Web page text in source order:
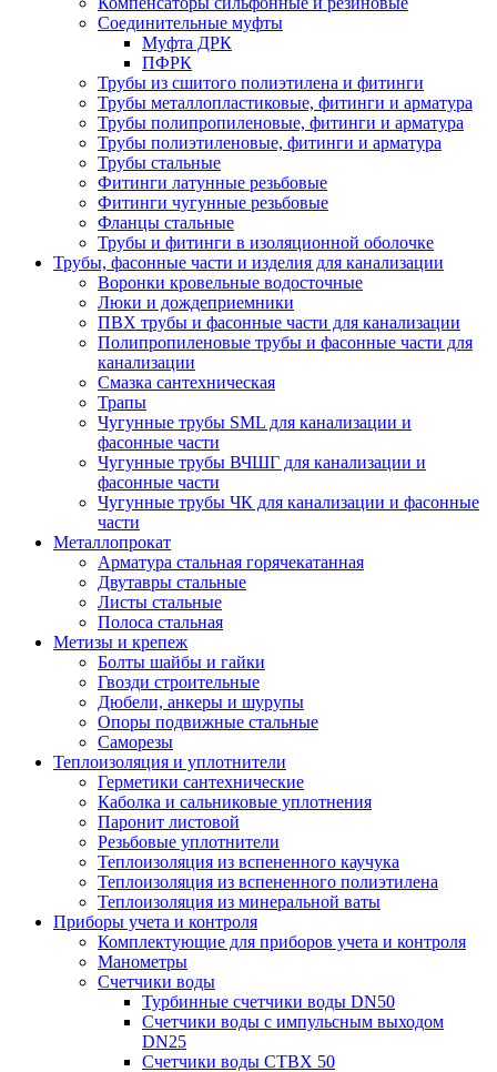
Соединительные муфты
Муфта ДРК
ПФРК
Трубы из сшитого полиэтилена и фитинги
Трубы металлопластиковые, фитинги и арматура
Трубы полипропиленовые, фитинги и арматура
Трубы полиэтиленовые, фитинги и арматура
Трубы стальные
Фитинги латунные резьбовые
Фитинги чугунные резьбовые
Фланцы стальные
Трубы и фитинги в изоляционной оболочке
Трубы, фасонные части и изделия для канализации
Воронки кровельные водосточные
Люки и дождеприемники
ПВХ трубы и фасонные части для канализации
Полипропиленовые трубы и фасонные части для
канализации
Смазка сантехническая
Трапы
Чугунные трубы SML для канализации и
фасонные части
Чугунные трубы ВЧШГ для канализации и
фасонные части
Чугунные трубы ЧК для канализации и фасонные
части
Металлопрокат
Арматура стальная горячекатанная
Двутавры стальные
Листы стальные
Полоса стальная
Метизы и крепеж
Болты шайбы и гайки
Гвозди строительные
Дюбели, анкеры и шурупы
Опоры подвижные стальные
Саморезы
Теплоизоляция и уплотнители
Герметики сантехнические
Каболка и сальниковые уплотнения
Паронит листовой
Резьбовые уплотнители
Теплоизоляция из вспененного каучука
Теплоизоляция из вспененного полиэтилена
Теплоизоляция из минеральной ваты
Приборы учета и контроля
Комплектующие для приборов учета и контроля
Манометры
Счетчики воды
Турбинные счетчики воды DN50
Счетчики воды с импульсным выходом
DN25
Счетчики воды СТВХ 50